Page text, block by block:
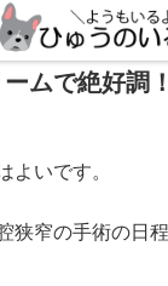
ムで絶好調
よいです。
狭窄の手術の日